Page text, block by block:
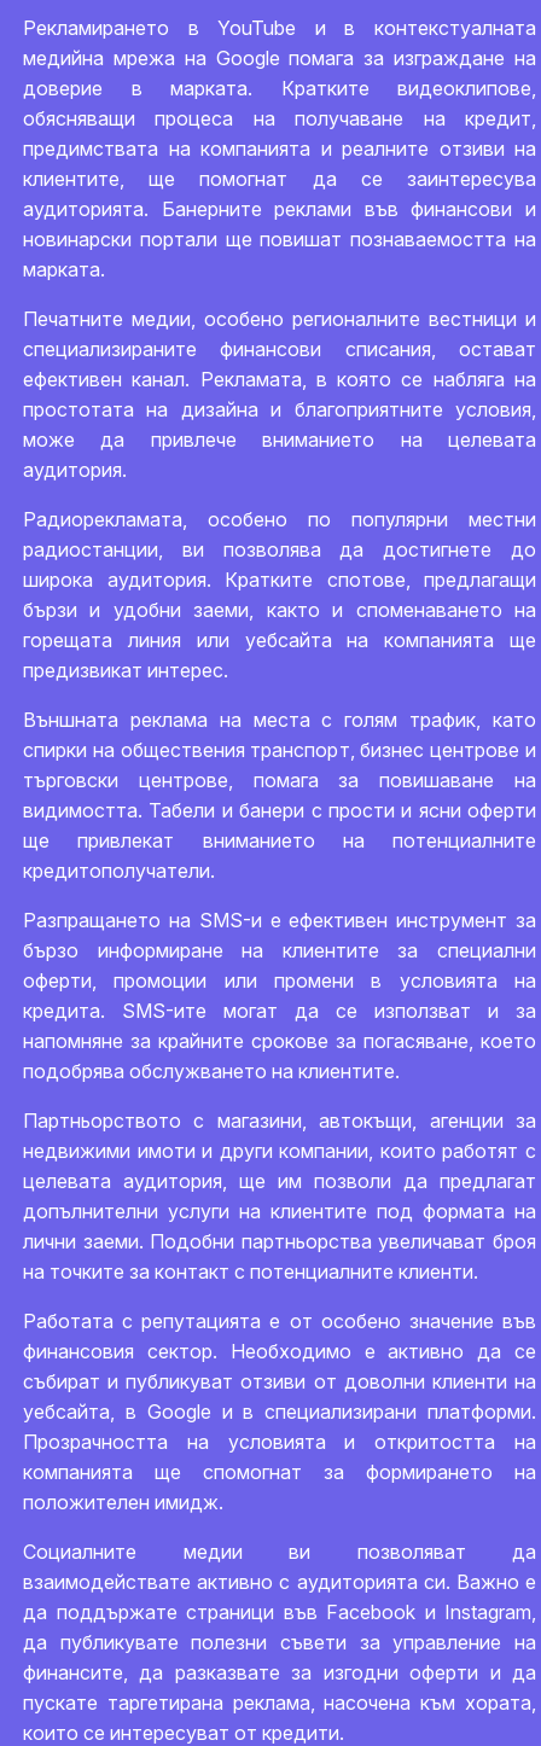
Рекламирането в YouTube и в контекстуалната
медийна мрежа на Google помага за изграждане на
доверие в марката. Кратките видеоклипове,
обясняващи процеса на получаване на кредит,
предимствата на компанията и реалните отзиви на
клиентите, ще помогнат да се заинтересува
аудиторията. Банерните реклами във финансови и
новинарски портали ще повишат познаваемостта на
марката.
Печатните медии, особено регионалните вестници и
специализираните финансови списания, остават
ефективен канал. Рекламата, в която се набляга на
простотата на дизайна и благоприятните условия,
може да привлече вниманието на целевата
аудитория.
Радиорекламата, особено по популярни местни
радиостанции, ви позволява да достигнете до
широка аудитория. Кратките спотове, предлагащи
бързи и удобни заеми, както и споменаването на
горещата линия или уебсайта на компанията ще
предизвикат интерес.
Външната реклама на места с голям трафик, като
спирки на обществения транспорт, бизнес центрове и
търговски центрове, помага за повишаване на
видимостта. Табели и банери с прости и ясни оферти
ще привлекат вниманието на потенциалните
кредитополучатели.
Разпращането на SMS-и е ефективен инструмент за
бързо информиране на клиентите за специални
оферти, промоции или промени в условията на
кредита. SMS-ите могат да се използват и за
напомняне за крайните срокове за погасяване, което
подобрява обслужването на клиентите.
Партньорството с магазини, автокъщи, агенции за
недвижими имоти и други компании, които работят с
целевата аудитория, ще им позволи да предлагат
допълнителни услуги на клиентите под формата на
лични заеми. Подобни партньорства увеличават броя
на точките за контакт с потенциалните клиенти.
Работата с репутацията е от особено значение във
финансовия сектор. Необходимо е активно да се
събират и публикуват отзиви от доволни клиенти на
уебсайта, в Google и в специализирани платформи.
Прозрачността на условията и откритостта на
компанията ще спомогнат за формирането на
положителен имидж.
Социалните медии ви позволяват да
взаимодействате активно с аудиторията си. Важно е
да поддържате страници във Facebook и Instagram,
да публикувате полезни съвети за управление на
финансите, да разказвате за изгодни оферти и да
пускате таргетирана реклама, насочена към хората,
които се интересуват от кредити.